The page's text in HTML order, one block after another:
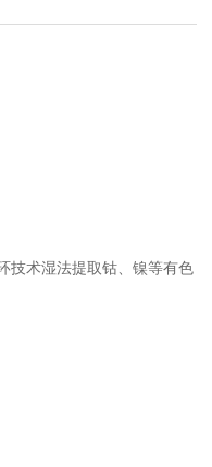
技术湿法提取钴、镍等有色